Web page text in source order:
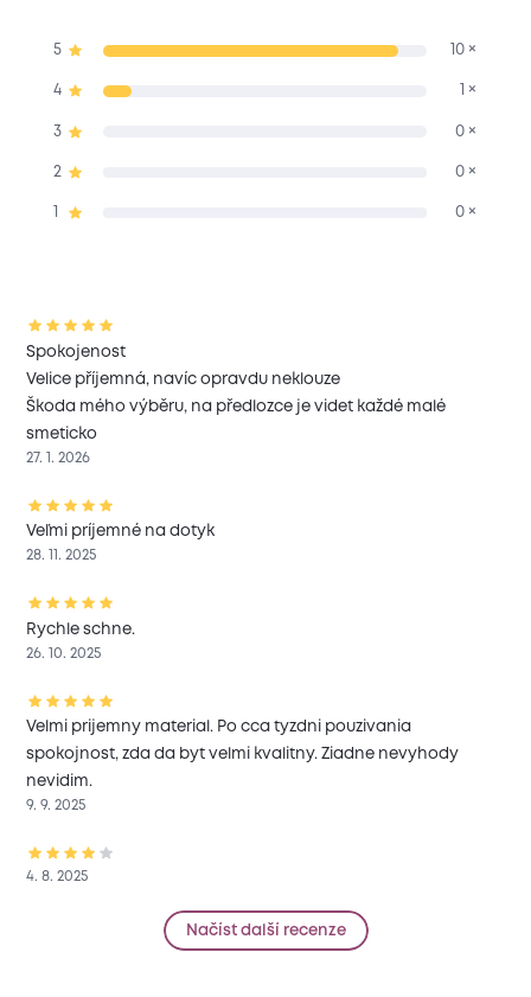
5 10 ×
4 1 ×
3 0 ×
2 0 ×
0 ×
Spokojenost
Velice příjemná, navíc opravdu neklouze
Škoda mého výběru, na předlozce je videt každé malé
smeticko
27. 1. 2026
Veľmi príjemné na dotyk
28. 11. 2025
Rychle schne.
26. 10. 2025
Velmi prijemny material. Po cca tyzdni pouzivania
spokojnost, zda da byt velmi kvalitny. Ziadne nevyhody
nevidim.
9. 9. 2025
4. 8. 2025
Načíst další recenze